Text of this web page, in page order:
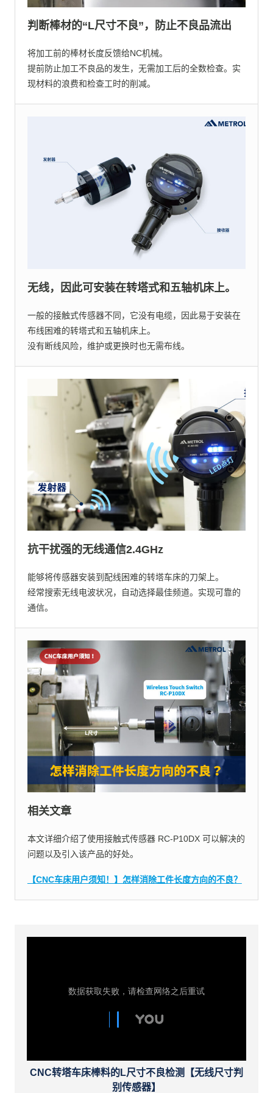
判断棒材的“L尺寸不良”，防止不良品流出
将加工前的棒材长度反馈给NC机械。
提前防止加工不良品的发生，无需加工后的全数检查。实
现材料的浪费和检查工时的削减。
无线，因此可安装在转塔式和五轴机床上。
一般的接触式传感器不同，它没有电缆，因此易于安装在
布线困难的转塔式和五轴机床上。
没有断线风险，维护或更换时也无需布线。
抗干扰强的无线通信2.4GHz
能够将传感器安装到配线困难的转塔车床的刀架上。
经常搜索无线电波状况，自动选择最佳频道。实现可靠的
通信。
相关文章
本文详细介绍了使用接触式传感器 RC-P10DX 可以解决的
问题以及引入该产品的好处。
【CNC车床用户须知！】怎样消除工件长度方向的不良？
CNC转塔车床棒料的L尺寸不良检测【无线尺寸判
别传感器】